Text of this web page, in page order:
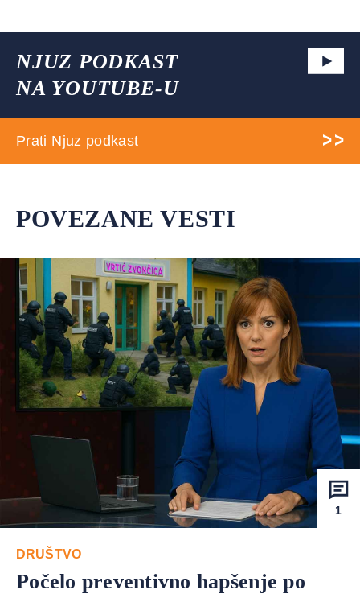
NJUZ PODKAST
NA YOUTUBE-U
Prati Njuz podkast
POVEZANE VESTI
1
DRUŠTVO
Počelo preventivno hapšenje po